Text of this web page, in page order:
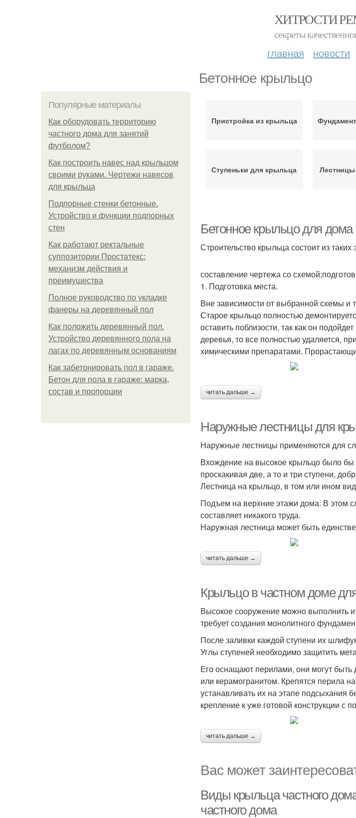
ХИТРОСТИ
секреты
главная новости
Бетонное крыльцо
Популярные материалы
Как оборудовать территорию
частного дома для занятий
футболом?
Как построить навес над крыльцом
своими руками. Чертежи навесов
для крыльца
Подпорные стенки бетонные.
Устройство и функции подпорных
стен
Как работают ректальные
суппозитории Простатекс:
механизм действия и
преимущества
Полное руководство по укладке
фанеры на деревянный пол
Как положить деревянный пол.
Устройство деревянного пола на
лагах по деревянным основаниям
Как забетонировать пол в гараже.
Бетон для пола в гараже: марка,
состав и пропорции
Пристройка из крыльца
Ступеньки для крыльца
доме
Бетонное крыльцо для дома
Строительство крыльца состоит из таких
составление чертежа со
1. Подготовка места.
Вне зависимости от выбранной схемы и
Старое крыльцо полностью
оставить поблизости, так как он
деревья, то все полностью удаляется,
химическими препаратами.
читать дальше →
Наружные лестницы для
Наружные лестницы применяются для
Вхождение на высокое крыльцо было
проскакивая две, а то и три ступени,
Лестница на крыльцо, в том или ином
Подъем на верхние этажи дома. В этом
составляет никакого труда.
Наружная лестница может быть
читать дальше →
Крыльцо в частном доме
Высокое сооружение можно выполнить и
требует создания монолитного
После заливки каждой ступени их
Углы ступеней необходимо защитить
Его оснащают перилами, они могут
или керамогранитом. Крепятся перила
устанавливать их на этапе подсыхания
крепление к уже готовой конструкции с
читать дальше →
Вас может
Виды крыльца частного
частного дома